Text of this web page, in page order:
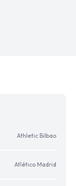
Athletic Bilbao
Atlético Madrid